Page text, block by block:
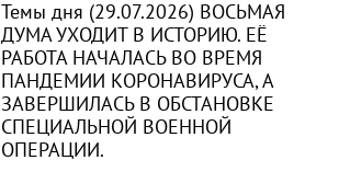
Темы дня (29.07.2026) ВОСЬМАЯ
ДУМА УХОДИТ В ИСТОРИЮ. ЕЁ
РАБОТА НАЧАЛАСЬ ВО ВРЕМЯ
ПАНДЕМИИ КОРОНАВИРУСА, А
ЗАВЕРШИЛАСЬ В ОБСТАНОВКЕ
СПЕЦИАЛЬНОЙ ВОЕННОЙ
ОПЕРАЦИИ.